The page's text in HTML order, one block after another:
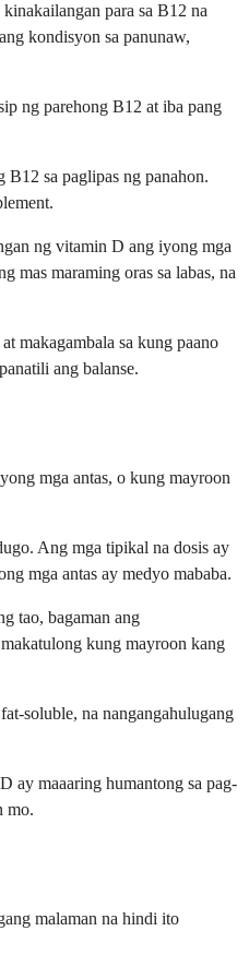
para sa B12 na
kondisyon sa panunaw,
ng parehong B12 at iba pang
sa paglipas ng panahon.
ng vitamin D ang iyong mga
mas maraming oras sa labas, na
makagambala sa kung paano
ang balanse.
mga antas, o kung mayroon
Ang mga tipikal na dosis ay
mga antas ay medyo mababa.
tao, bagaman ang
kung mayroon kang
soluble, na nangangahulugang
ay maaaring humantong sa pag-
mo.
malaman na hindi ito